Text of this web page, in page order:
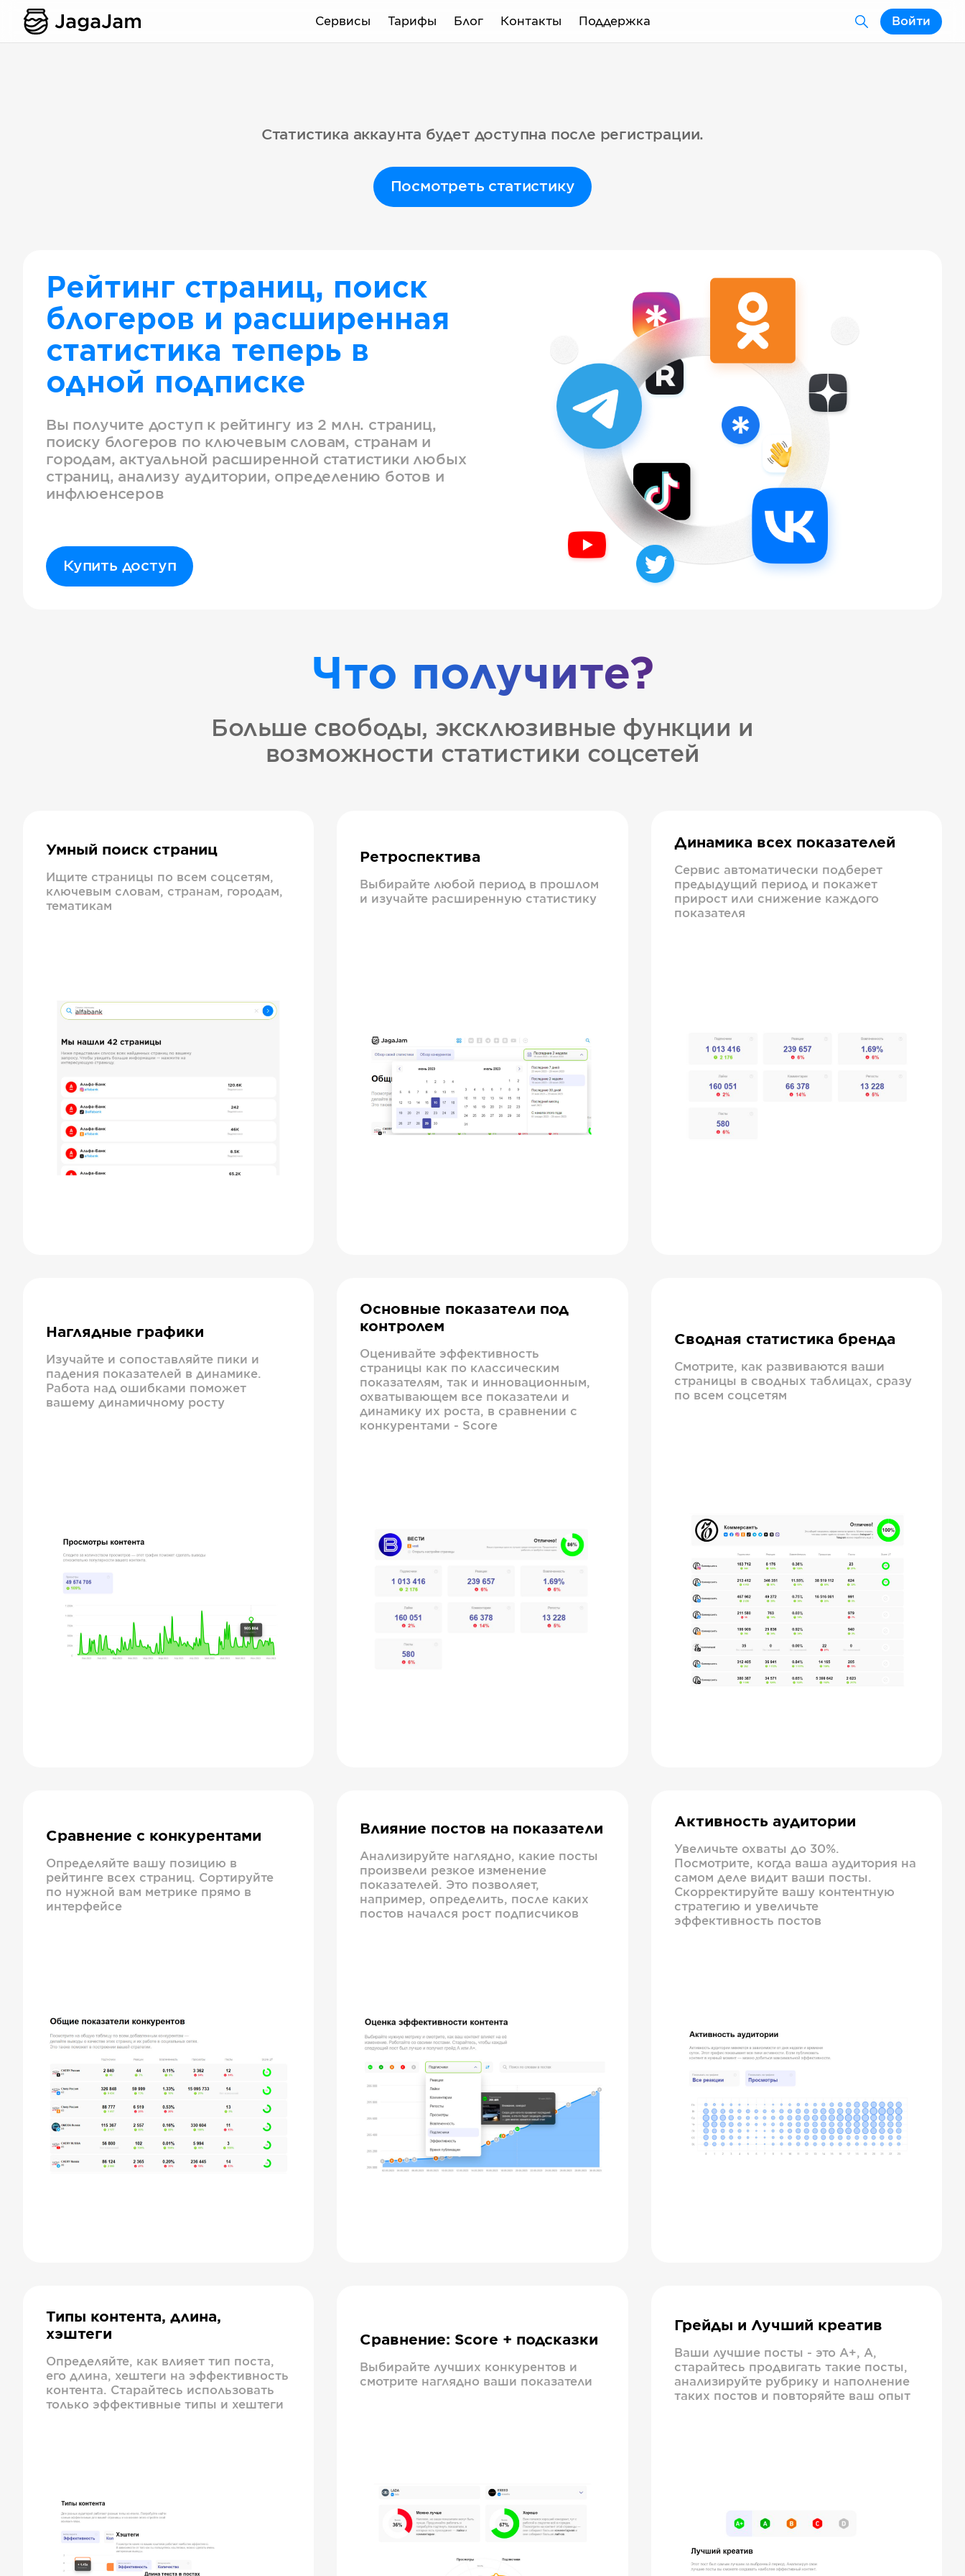
Сервисы Тарифы Блог Контакты Поддержка Войти
Статистика аккаунта будет доступна после регистрации.
Посмотреть статистику
Рейтинг страниц, поиск
блогеров и расширенная
статистика теперь в
одной подписке
Вы получите доступ к рейтингу из 2 млн. страниц,
поиску блогеров по ключевым словам, странам и
городам, актуальной расширенной статистики любых
страниц, анализу аудитории, определению ботов и
инфлюенсеров
Купить доступ
Что получите?
Больше свободы, эксклюзивные функции и
возможности статистики соцсетей
Умный поиск страниц
Ищите страницы по всем соцсетям,
ключевым словам, странам, городам,
тематикам
Ретроспектива
Выбирайте любой период в прошлом
и изучайте расширенную статистику
Динамика всех показателей
Сервис автоматически подберет
предыдущий период и покажет
прирост или снижение каждого
показателя
Наглядные графики
Изучайте и сопоставляйте пики и
падения показателей в динамике.
Работа над ошибками поможет
вашему динамичному росту
Основные показатели под
контролем
Оценивайте эффективность
страницы как по классическим
показателям, так и инновационным,
охватывающем все показатели и
динамику их роста, в сравнении с
конкурентами - Score
Сводная статистика бренда
Смотрите, как развиваются ваши
страницы в сводных таблицах, сразу
по всем соцсетям
Сравнение с конкурентами
Определяйте вашу позицию в
рейтинге всех страниц. Сортируйте
по нужной вам метрике прямо в
интерфейсе
Влияние постов на показатели
Анализируйте наглядно, какие посты
произвели резкое изменение
показателей. Это позволяет,
например, определить, после каких
постов начался рост подписчиков
Активность аудитории
Увеличьте охваты до 30%.
Посмотрите, когда ваша аудитория на
самом деле видит ваши посты.
Скорректируйте вашу контентную
стратегию и увеличьте
эффективность постов
Типы контента, длина,
хэштеги
Определяйте, как влияет тип поста,
его длина, хештеги на эффективность
контента. Старайтесь использовать
только эффективные типы и хештеги
Сравнение: Score + подсказки
Выбирайте лучших конкурентов и
смотрите наглядно ваши показатели
Грейды и Лучший креатив
Ваши лучшие посты - это А+, А,
старайтесь продвигать такие посты,
анализируйте рубрику и наполнение
таких постов и повторяйте ваш опыт